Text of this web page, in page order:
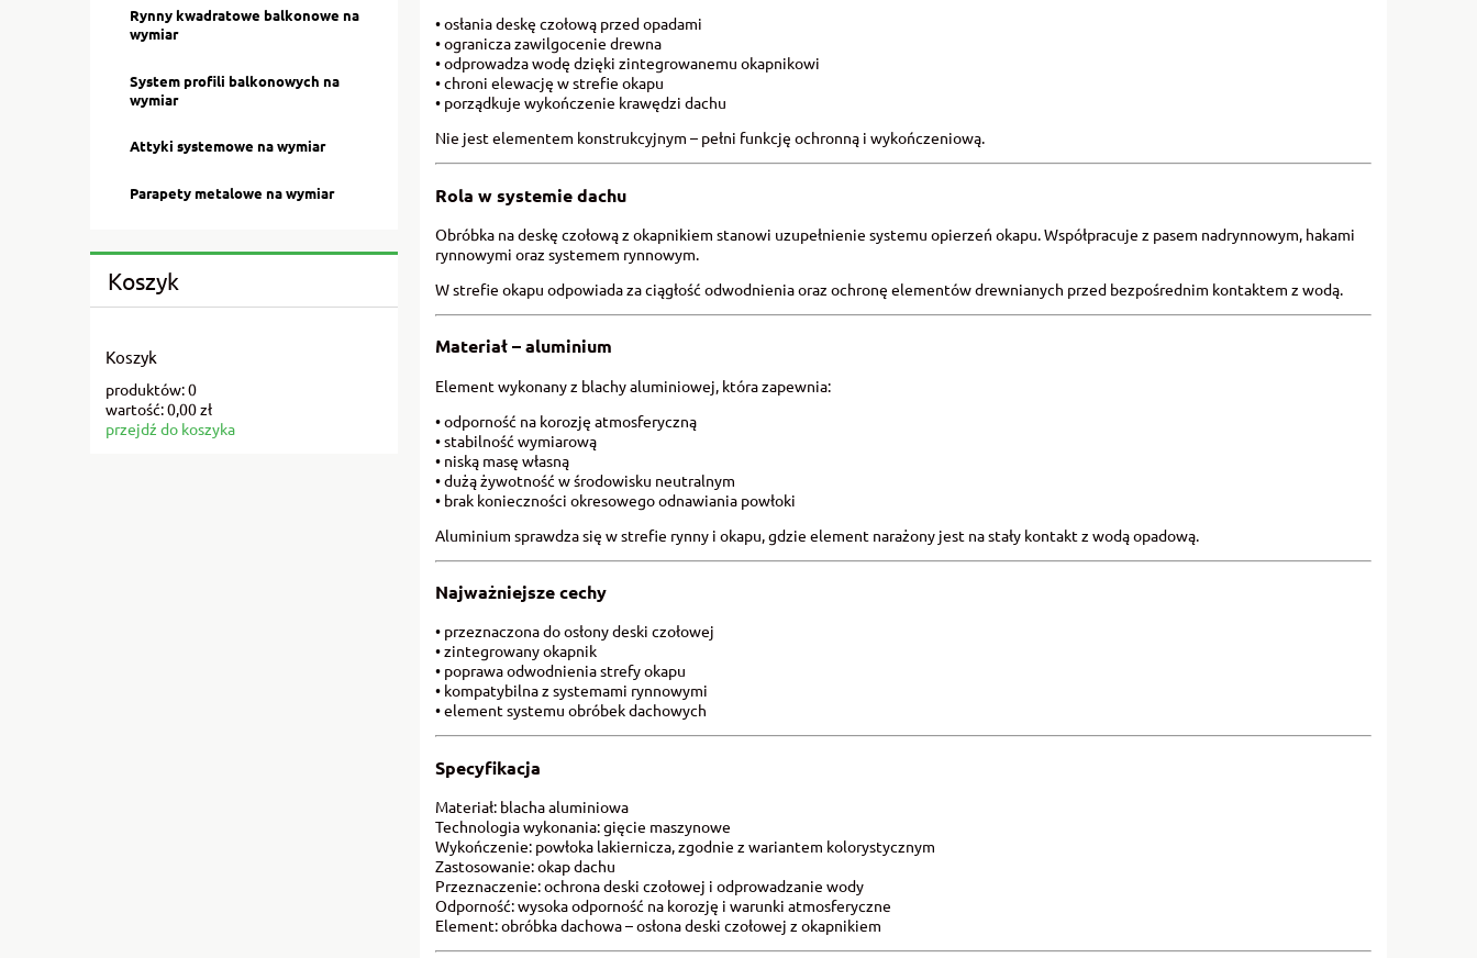
Rynny kwadratowe balkonowe na
wymiar
System profili balkonowych na
wymiar
Attyki systemowe na wymiar
Parapety metalowe na wymiar
Koszyk
Koszyk
produktów:0
wartość:0,00 zł
przejdź do koszyka
• osłania deskę czołową przed opadami
• ogranicza zawilgocenie drewna
• odprowadza wodę dzięki zintegrowanemu okapnikowi
• chroni elewację w strefie okapu
• porządkuje wykończenie krawędzi dachu
Nie jest elementem konstrukcyjnym – pełni funkcję ochronną i wykończeniową.
Rola w systemie dachu
Obróbka na deskę czołową z okapnikiem stanowi uzupełnienie systemu opierzeń okapu. Współpracuje z pasem nadrynnowym, hakami
rynnowymi oraz systemem rynnowym.
W strefie okapu odpowiada za ciągłość odwodnienia oraz ochronę elementów drewnianych przed bezpośrednim kontaktem z wodą.
Materiał – aluminium
Element wykonany z blachy aluminiowej, która zapewnia:
• odporność na korozję atmosferyczną
• stabilność wymiarową
• niską masę własną
• dużą żywotność w środowisku neutralnym
• brak konieczności okresowego odnawiania powłoki
Aluminium sprawdza się w strefie rynny i okapu, gdzie element narażony jest na stały kontakt z wodą opadową.
Najważniejsze cechy
• przeznaczona do osłony deski czołowej
• zintegrowany okapnik
• poprawa odwodnienia strefy okapu
• kompatybilna z systemami rynnowymi
• element systemu obróbek dachowych
Specyfikacja
Materiał: blacha aluminiowa
Technologia wykonania: gięcie maszynowe
Wykończenie: powłoka lakiernicza, zgodnie z wariantem kolorystycznym
Zastosowanie: okap dachu
Przeznaczenie: ochrona deski czołowej i odprowadzanie wody
Odporność: wysoka odporność na korozję i warunki atmosferyczne
Element: obróbka dachowa – osłona deski czołowej z okapnikiem